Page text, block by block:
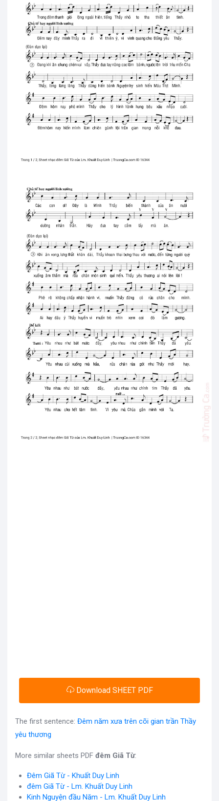
Download SHEET PDF
The first sentence: Đêm năm xưa trên cõi gian trần Thầy
yêu thương
More similar sheets PDF đêm Giã Từ:
Đêm Giã Từ - Khuất Duy Linh
đêm Giã Từ - Lm. Khuất Duy Linh
Kinh Nguyện đầu Năm - Lm. Khuất Duy Linh